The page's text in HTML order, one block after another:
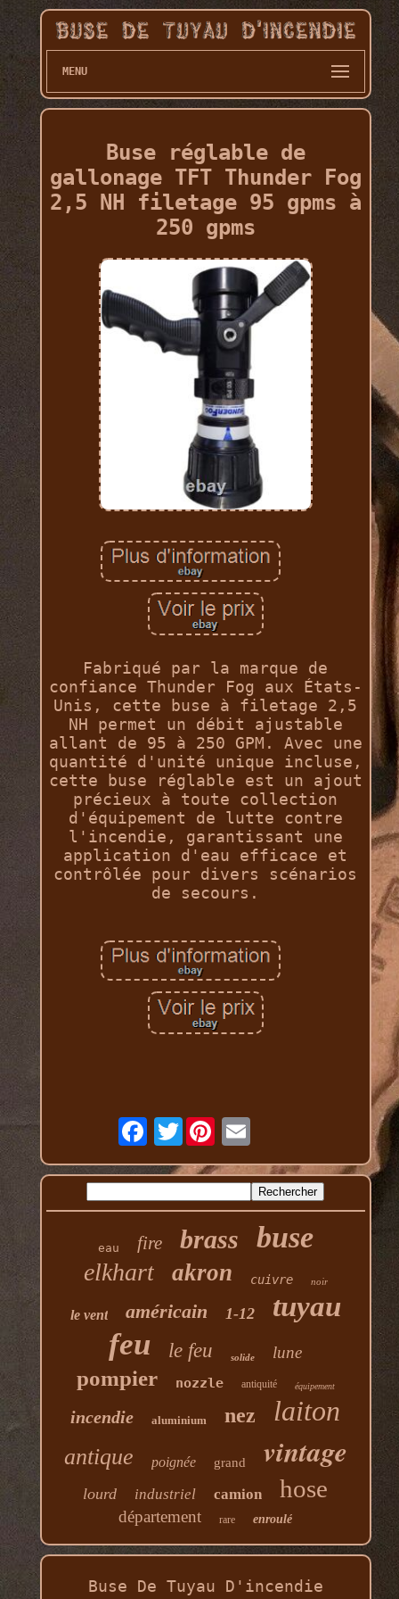
MENU
Buse réglable de
gallonage TFT Thunder Fog
2,5 NH filetage 95 gpms à
250 gpms
Fabriqué par la marque de
confiance Thunder Fog aux États-
Unis, cette buse à filetage 2,5
NH permet un débit ajustable
allant de 95 à 250 GPM. Avec une
quantité d'unité unique incluse,
cette buse réglable est un ajout
précieux à toute collection
d'équipement de lutte contre
l'incendie, garantissant une
application d'eau efficace et
contrôlée pour divers scénarios
de secours.
Twitter
eau fire brass buse
elkhart akron cuivre noir
le vent américain 1-12 tuyau
feu le feu solide lune
pompier nozzle antiquité équipement
incendie aluminium nez laiton
antique poignée grand vintage
lourd industriel camion hose
département rare enroulé
Buse De Tuyau D'incendie